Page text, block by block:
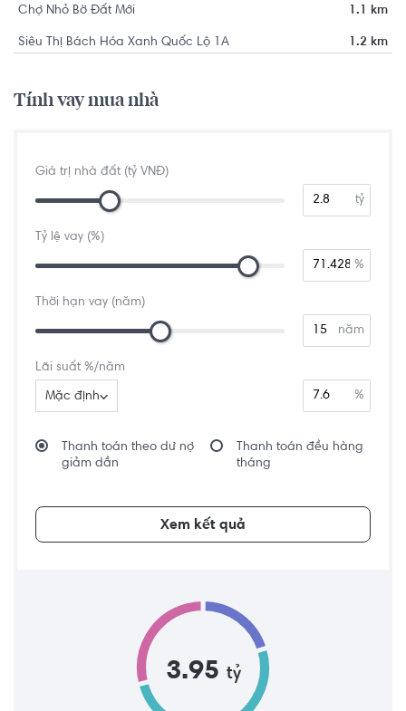
Chợ Nhỏ Bờ Đất Mới 1.1 km
Siêu Thị Bách Hóa Xanh Quốc Lộ 1A 1.2 km
Tính vay mua nhà
Giá trị nhà đất (tỷ VNĐ)
tỷ
Tỷ lệ vay (%)
%
Thời hạn vay (năm)
năm
Lãi suất %/năm
Mặc định %
Thanh toán theo dư nợ
giảm dần
Thanh toán đều hàng
tháng
Xem kết quả
3.95 tỷ